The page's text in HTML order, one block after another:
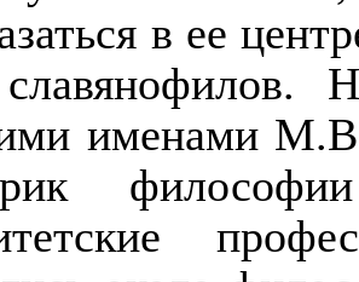
в ее
именами